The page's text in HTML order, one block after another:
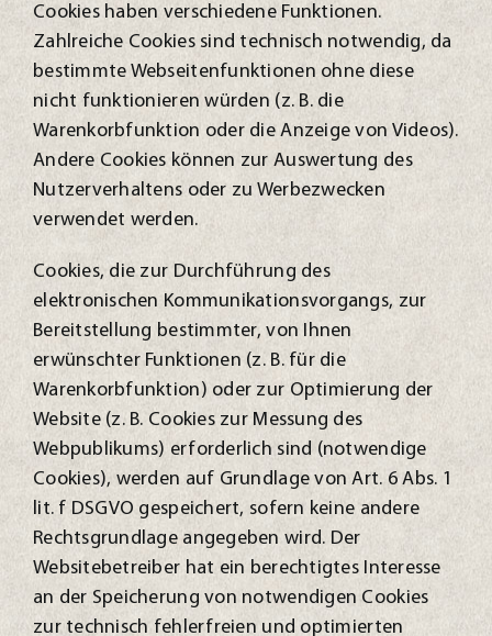
Cookies haben verschiedene Funktionen.
Zahlreiche Cookies sind technisch notwendig, da
bestimmte Webseitenfunktionen ohne diese
nicht funktionieren würden (z. B. die
Warenkorbfunktion oder die Anzeige von Videos).
Andere Cookies können zur Auswertung des
Nutzerverhaltens oder zu Werbezwecken
verwendet werden.
Cookies, die zur Durchführung des
elektronischen Kommunikationsvorgangs, zur
Bereitstellung bestimmter, von Ihnen
erwünschter Funktionen (z. B. für die
Warenkorbfunktion) oder zur Optimierung der
Website (z. B. Cookies zur Messung des
Webpublikums) erforderlich sind (notwendige
Cookies), werden auf Grundlage von Art. 6 Abs. 1
lit. f DSGVO gespeichert, sofern keine andere
Rechtsgrundlage angegeben wird. Der
Websitebetreiber hat ein berechtigtes Interesse
an der Speicherung von notwendigen Cookies
zur technisch fehlerfreien und optimierten